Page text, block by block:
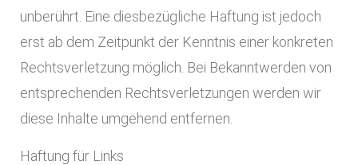
unberührt. Eine diesbezügliche Haftung ist jedoch
erst ab dem Zeitpunkt der Kenntnis einer konkreten
Rechtsverletzung möglich. Bei Bekanntwerden von
entsprechenden Rechtsverletzungen werden wir
diese Inhalte umgehend entfernen.
Haftung für Links